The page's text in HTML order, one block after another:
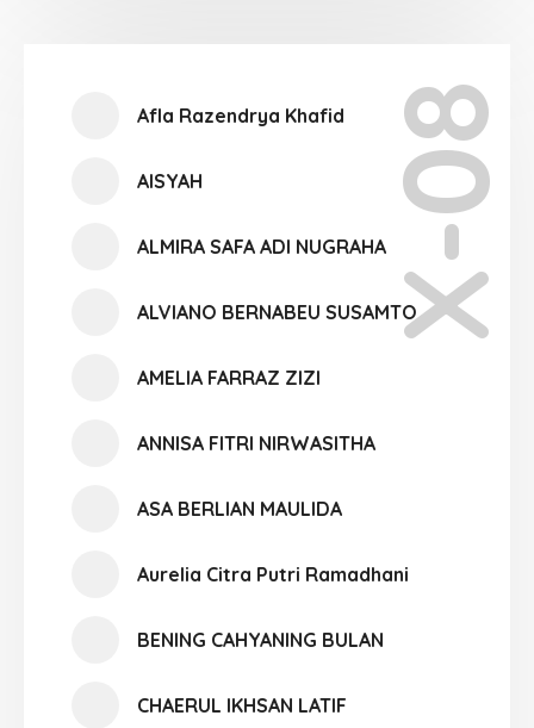
X-08
Afla Razendrya Khafid
AISYAH
ALMIRA SAFA ADI NUGRAHA
ALVIANO BERNABEU SUSAMTO
AMELIA FARRAZ ZIZI
ANNISA FITRI NIRWASITHA
ASA BERLIAN MAULIDA
Aurelia Citra Putri Ramadhani
BENING CAHYANING BULAN
CHAERUL IKHSAN LATIF